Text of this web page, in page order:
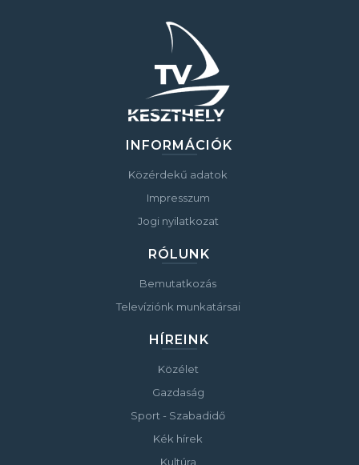
INFORMÁCIÓK
Közérdekű adatok
Impresszum
Jogi nyilatkozat
RÓLUNK
Bemutatkozás
Televíziónk munkatársai
HÍREINK
Közélet
Gazdaság
Sport - Szabadidő
Kék hírek
Kultúra